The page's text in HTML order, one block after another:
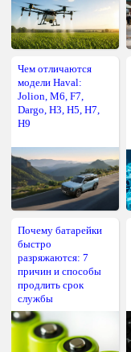
Чем отличаются
модели Haval:
Jolion, M6, F7,
Dargo, H3, H5, H7,
H9
Почему батарейки
быстро
разряжаются: 7
причин и способы
продлить срок
службы